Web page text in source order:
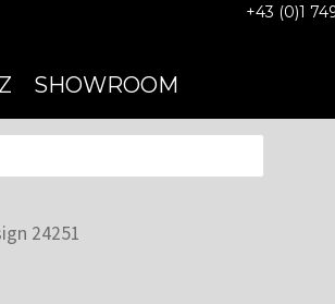
+43 (0)1
SHOWROOM
24251